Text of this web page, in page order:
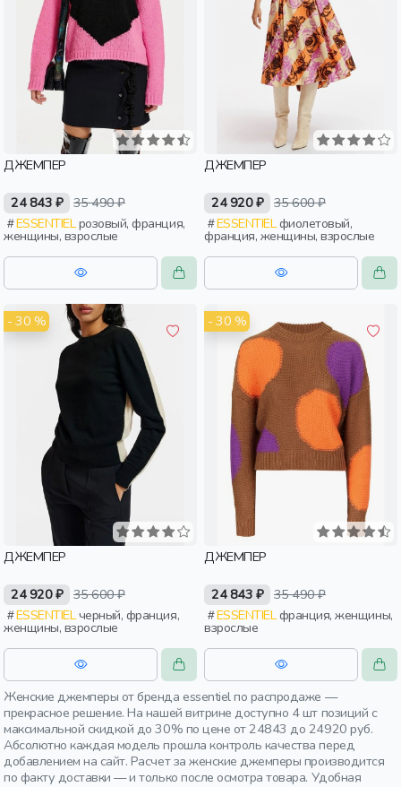
ДЖЕМПЕР
24 843 ₽ 35 490 ₽
ESSENTIELрозовый, франция,
женщины, взрослые
ДЖЕМПЕР
24 920 ₽ 35 600 ₽
ESSENTIELфиолетовый,
франция, женщины, взрослые
- 30 %
ДЖЕМПЕР
24 920 ₽ 35 600 ₽
ESSENTIELчерный, франция,
женщины, взрослые
- 30 %
ДЖЕМПЕР
24 843 ₽ 35 490 ₽
ESSENTIELфранция, женщины,
взрослые
Женские джемперы от бренда essentiel по распродаже —
прекрасное решение. На нашей витрине доступно 4 шт позиций с
максимальной скидкой до 30% по цене от 24843 до 24920 руб.
Абсолютно каждая модель прошла контроль качества перед
добавлением на сайт. Расчет за женские джемперы производится
по факту доставки — и только после осмотра товара. Удобная